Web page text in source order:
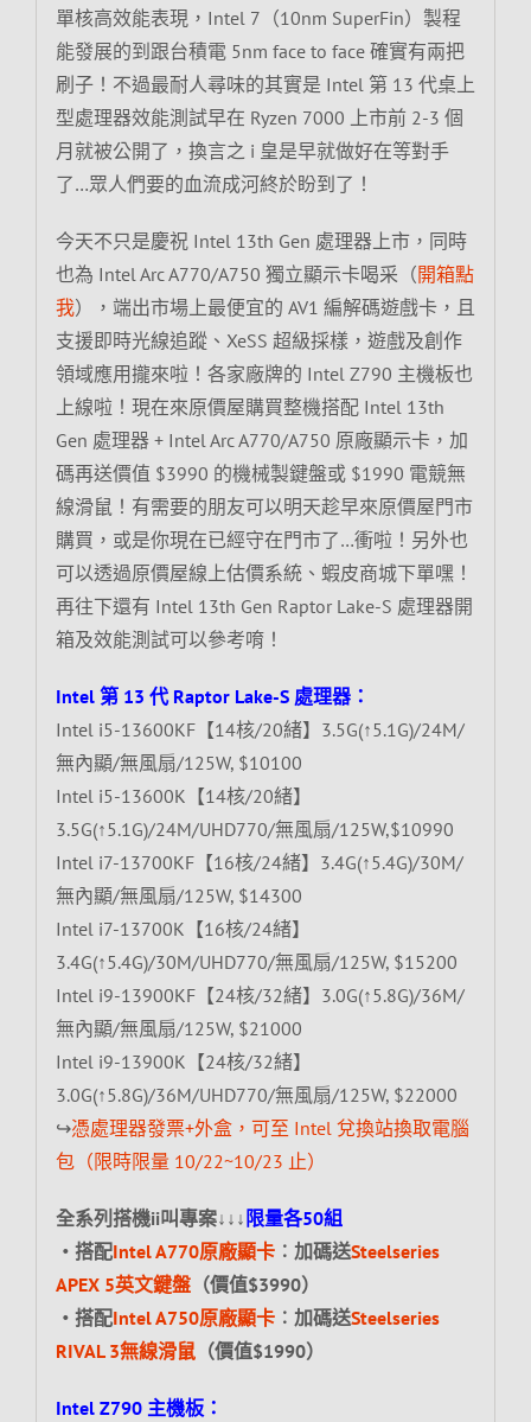
單核高效能表現，Intel 7（10nm SuperFin）製程
能發展的到跟台積電 5nm face to face 確實有兩把
刷子！不過最耐人尋味的其實是 Intel 第 13 代桌上
型處理器效能測試早在 Ryzen 7000 上市前 2-3 個
月就被公開了，換言之 i 皇是早就做好在等對手
了…眾人們要的血流成河終於盼到了！
今天不只是慶祝 Intel 13th Gen 處理器上市，同時
也為 Intel Arc A770/A750 獨立顯示卡喝采（開箱點
我），端出市場上最便宜的 AV1 編解碼遊戲卡，且
支援即時光線追蹤、XeSS 超級採樣，遊戲及創作
領域應用攏來啦！各家廠牌的 Intel Z790 主機板也
上線啦！現在來原價屋購買整機搭配 Intel 13th
Gen 處理器 + Intel Arc A770/A750 原廠顯示卡，加
碼再送價值 $3990 的機械製鍵盤或 $1990 電競無
線滑鼠！有需要的朋友可以明天趁早來原價屋門市
購買，或是你現在已經守在門市了…衝啦！另外也
可以透過原價屋線上估價系統、蝦皮商城下單嘿！
再往下還有 Intel 13th Gen Raptor Lake-S 處理器開
箱及效能測試可以參考唷！
Intel 第 13 代 Raptor Lake-S 處理器：
Intel i5-13600KF【14核/20緒】3.5G(↑5.1G)/24M/
無內顯/無風扇/125W, $10100
Intel i5-13600K【14核/20緒】
3.5G(↑5.1G)/24M/UHD770/無風扇/125W,$10990
Intel i7-13700KF【16核/24緒】3.4G(↑5.4G)/30M/
無內顯/無風扇/125W, $14300
Intel i7-13700K【16核/24緒】
3.4G(↑5.4G)/30M/UHD770/無風扇/125W, $15200
Intel i9-13900KF【24核/32緒】3.0G(↑5.8G)/36M/
無內顯/無風扇/125W, $21000
Intel i9-13900K【24核/32緒】
3.0G(↑5.8G)/36M/UHD770/無風扇/125W, $22000
↪憑處理器發票+外盒，可至 Intel 兌換站換取電腦
包（限時限量 10/22~10/23 止）
全系列搭機ii叫專案↓↓↓限量各50組
‧搭配Intel A770原廠顯卡︰加碼送Steelseries
APEX 5英文鍵盤（價值$3990）
‧搭配Intel A750原廠顯卡︰加碼送Steelseries
RIVAL 3無線滑鼠（價值$1990）
Intel Z790 主機板：